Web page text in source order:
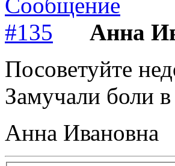
Анна
Посоветуйте
Замучали боли
Анна Ивановна